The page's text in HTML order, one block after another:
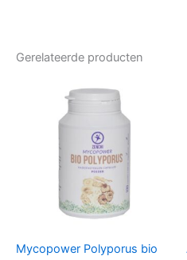
Gerelateerde producten
Mycopower Polyporus bio